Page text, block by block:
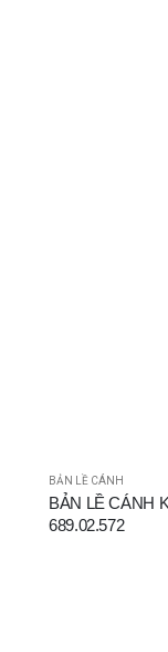
BẢN LỀ CÁNH
BẢN LỀ CÁNH
689.02.572